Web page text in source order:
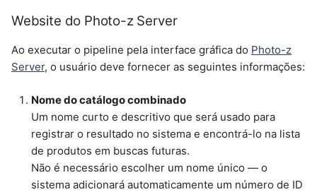
p
s
Occultation Predictions
SDSS Sky Sever
LSST Photo-z Server
DES Science Portal
Solar System Portal
Website do Photo-z Server
Ao executar o pipeline pela interface gráfica do Photo-z
Server, o usuário deve fornecer as seguintes informações:
Nome do catálogo combinado
Um nome curto e descritivo que será usado para
registrar o resultado no sistema e encontrá-lo na lista
de produtos em buscas futuras.
Não é necessário escolher um nome único — o
sistema adicionará automaticamente um número de ID